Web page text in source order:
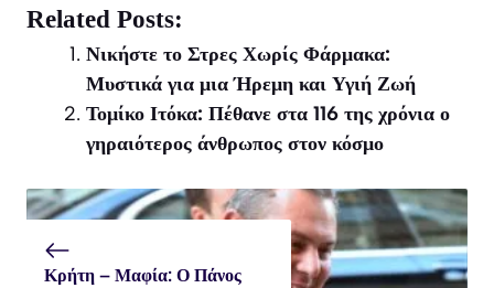
X
(Twitter)
Facebook
WhatsApp
Related Posts:
Νικήστε το Στρες Χωρίς Φάρμακα:
Μυστικά για μια Ήρεμη και Υγιή Ζωή
Τομίκο Ιτόκα: Πέθανε στα 116 της χρόνια ο
γηραιότερος άνθρωπος στον κόσμο
Κρήτη – Μαφία: Ο Πάνος